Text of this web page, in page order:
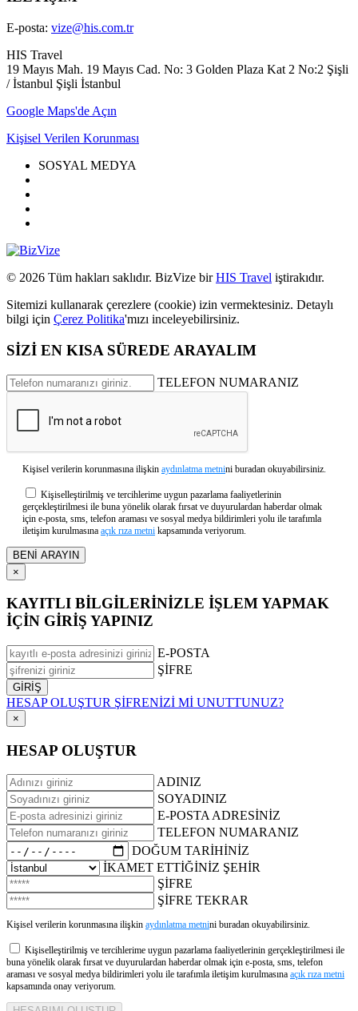
E-posta: vize@his.com.tr
HIS Travel
19 Mayıs Mah. 19 Mayıs Cad. No: 3 Golden Plaza Kat 2 No:2 Şişli
/ İstanbul Şişli İstanbul
Google Maps'de Açın
Kişisel Verilen Korunması
SOSYAL MEDYA
© 2026 Tüm hakları saklıdır. BizVize birHIS Travel iştirakıdır.
Sitemizi kullanarak çerezlere (cookie) izin vermektesiniz. Detaylı
bilgi için Çerez Politika'mızı inceleyebilirsiniz.
SİZİ EN KISA SÜREDE ARAYALIM
TELEFON NUMARANIZ
Kişisel verilerin korunmasına ilişkin aydınlatma metnini buradan okuyabilirsiniz.
Kişiselleştirilmiş ve tercihlerime uygun pazarlama faaliyetlerinin
gerçekleştirilmesi ile buna yönelik olarak fırsat ve duyurulardan haberdar olmak
için e-posta, sms, telefon araması ve sosyal medya bildirimleri yolu ile tarafımla
iletişim kurulmasına açık rıza metni kapsamında veriyorum.
×
KAYITLI BİLGİLERİNİZLE İŞLEM YAPMAK
İÇİN GİRİŞ YAPINIZ
E-POSTA
ŞİFRE
HESAP OLUŞTUR ŞİFRENİZİ Mİ UNUTTUNUZ?
×
HESAP OLUŞTUR
ADINIZ
SOYADINIZ
E-POSTA ADRESİNİZ
TELEFON NUMARANIZ
DOĞUM TARİHİNİZ
İKAMET ETTİĞİNİZ ŞEHİR
ŞİFRE
ŞİFRE TEKRAR
Kişisel verilerin korunmasına ilişkin aydınlatma metnini buradan okuyabilirsiniz.
Kişiselleştirilmiş ve tercihlerime uygun pazarlama faaliyetlerinin gerçekleştirilmesi ile
buna yönelik olarak fırsat ve duyurulardan haberdar olmak için e-posta, sms, telefon
araması ve sosyal medya bildirimleri yolu ile tarafımla iletişim kurulmasına açık rıza metni
kapsamında onay veriyorum.